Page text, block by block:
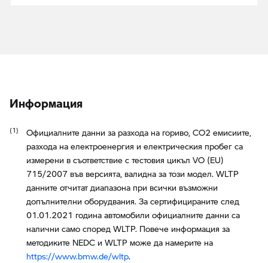
Информация
Официалните данни за разхода на гориво, CO2 емисиите,
разхода на електроенергия и електрическия пробег са
измерени в съответствие с тестовия цикъл VO (EU)
715/2007 във версията, валидна за този модел. WLTP
данните отчитат диапазона при всички възможни
допълнителни оборудвания. За сертифицираните след
01.01.2021 година автомобили официалните данни са
налични само според WLTP. Повече информация за
методиките NEDC и WLTP може да намерите на
https://www.bmw.de/wltp.